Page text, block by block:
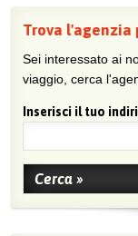
Trova l'agenzia
Sei interessato ai
viaggio, cerca
Inserisci il tuo